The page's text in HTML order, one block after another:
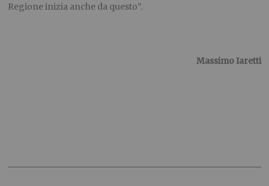
Regione inizia anche da questo”.
Massimo Iaretti